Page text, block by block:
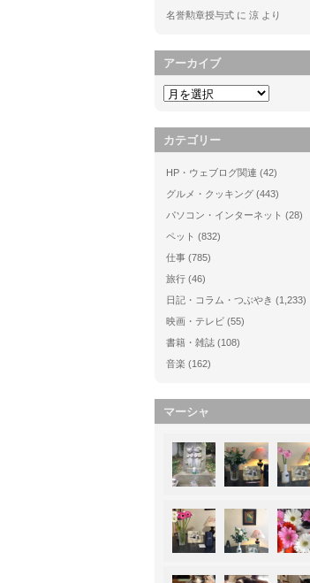
名誉勲章授与式 に 涼 より
アーカイブ
カテゴリー
HP・ウェブログ関連 (42)
グルメ・クッキング (443)
パソコン・インターネット (28)
ペット (832)
仕事 (785)
旅行 (46)
日記・コラム・つぶやき (1,233)
映画・テレビ (55)
書籍・雑誌 (108)
音楽 (162)
マーシャ